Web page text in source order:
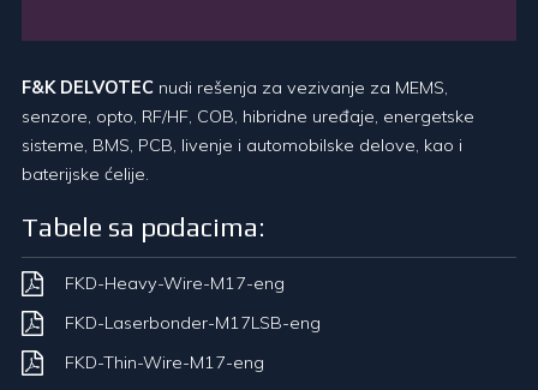
F&K DELVOTEC nudi rešenja za vezivanje za MEMS,
senzore, opto, RF/HF, COB, hibridne uređaje, energetske
sisteme, BMS, PCB, livenje i automobilske delove, kao i
baterijske ćelije.
Tabele sa podacima:
FKD-Heavy-Wire-M17-eng
FKD-Laserbonder-M17LSB-eng
FKD-Thin-Wire-M17-eng